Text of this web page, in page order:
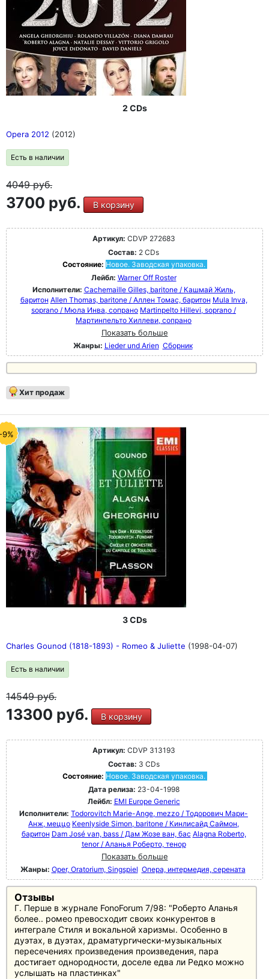
2 CDs
Opera 2012 (2012)
Есть в наличии
4049руб.
3700 руб. В корзину
Артикул: CDVP 272683
Состав: 2 CDs
Состояние: Новое. Заводская упаковка.
Лейбл: Warner Off Roster
Исполнители: Cachemaille Gilles, baritone / Кашмай Жиль,
баритон Allen Thomas, baritone / Аллен Томас, баритон Mula Inva,
soprano / Мюла Инва, сопрано Martinpelto Hillevi, soprano /
Мартинпельто Хиллеви, сопрано
Показать больше
Жанры: Lieder und Arien Сборник
Хит продаж
9%
3 CDs
Charles Gounod (1818-1893) - Romeo & Juliette (1998-04-07)
Есть в наличии
14549руб.
13300 руб. В корзину
Артикул: CDVP 313193
Состав: 3 CDs
Состояние: Новое. Заводская упаковка.
Дата релиза: 23-04-1998
Лейбл: EMI Europe Generic
Исполнители: Todorovitch Marie-Ange, mezzo / Тодорович Мари-
Анж, меццо Keenlyside Simon, baritone / Кинлисайд Саймон,
баритон Dam José van, bass / Дам Жозе ван, бас Alagna Roberto,
tenor / Аланья Роберто, тенор
Показать больше
Жанры: Oper, Oratorium, Singspiel Опера, интермедия, серената
Отзывы
Г. Перше в журнале FonoForum 7/98: "Роберто Аланья
более.. ромео превосходит своих конкурентов в
интеграле Стиля и вокальной харизмы. Особенно в
дуэтах, в дуэтах, драматургически-музыкальных
пересечениях произведения произведения, пара
достигает однородности, доселе едва ли Редко можно
услышать на пластинках"